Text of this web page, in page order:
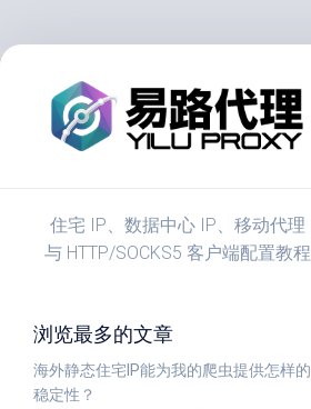
跳
住宅 IP、数据中心 IP、移动代理
与 HTTP/SOCKS5 客户端配置教程
浏览最多的文章
海外静态住宅IP能为我的爬虫提供怎样的
稳定性？